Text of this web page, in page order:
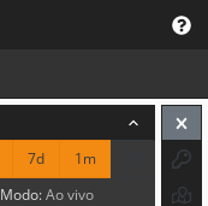
7d
1m
Modo:Ao vivo